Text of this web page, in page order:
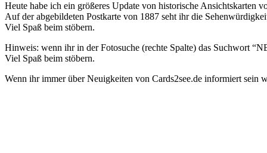
Heute habe ich ein größeres Update von historische Ansichtskarten
Auf der abgebildeten Postkarte von 1887 seht ihr die
Viel Spaß beim stöbern.
Hinweis: wenn ihr in der Fotosuche (rechte Spalte) das Suchwort
Viel Spaß beim stöbern.
Wenn ihr immer über Neuigkeiten von Cards2see.de informiert sein